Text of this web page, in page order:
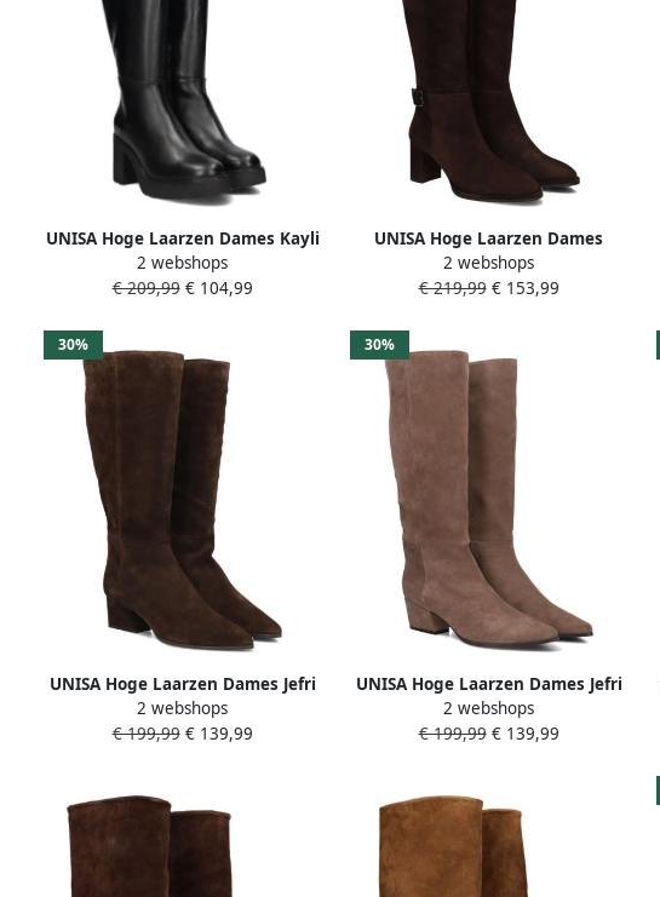
UNISA Hoge Laarzen Dames Kayli
Maat: 38 Materiaal: Leer Kleur:
Zwart
2 webshops
€ 209,99€ 104,99
UNISA Hoge Laarzen Dames
Lebrun Maat: 40 Materiaal:
Suède Kleur: Bruin
2 webshops
€ 219,99€ 153,99
30%
UNISA Hoge Laarzen Dames Jefri
Maat: 42 Materiaal: Suède Kleur:
Bruin
2 webshops
€ 199,99€ 139,99
30%
UNISA Hoge Laarzen Dames Jefri
Maat: 39 Materiaal: Suède Kleur:
Taupe
2 webshops
€ 199,99€ 139,99